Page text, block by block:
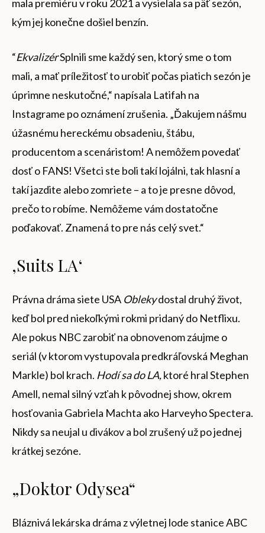
mala premiéru v roku 2021 a vysielala sa päť sezón,
kým jej konečne došiel benzín.
“EkvalizérSplnili sme každý sen, ktorý sme o tom
mali, a mať príležitosť to urobiť počas piatich sezón je
úprimne neskutočné,“ napísala Latifah na
Instagrame po oznámení zrušenia. „Ďakujem nášmu
úžasnému hereckému obsadeniu, štábu,
producentom a scenáristom! A nemôžem povedať
dosť o FANS! Všetci ste boli takí lojálni, tak hlasní a
takí jazdite alebo zomriete – a to je presne dôvod,
prečo to robíme. Nemôžeme vám dostatočne
poďakovať. Znamená to pre nás celý svet.“
‚Suits LA‘
Právna dráma siete USA Oblekydostal druhý život,
keď bol pred niekoľkými rokmi pridaný do Netflixu.
Ale pokus NBC zarobiť na obnovenom záujme o
seriál (v ktorom vystupovala predkráľovská Meghan
Markle) bol krach. Hodí sa do LA,ktoré hral Stephen
Amell, nemal silný vzťah k pôvodnej show, okrem
hosťovania Gabriela Machta ako Harveyho Spectera.
Nikdy sa neujal u divákov a bol zrušený už po jednej
krátkej sezóne.
„Doktor Odysea“
Bláznivá lekárska dráma z výletnej lode stanice ABC